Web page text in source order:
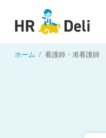
ホーム 看護師・准看護師